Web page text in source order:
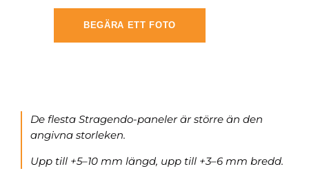
BEGÄRA ETT FOTO
De flesta Stragendo-paneler är större än den
angivna storleken.
Upp till +5–10 mm längd, upp till +3–6 mm bredd.